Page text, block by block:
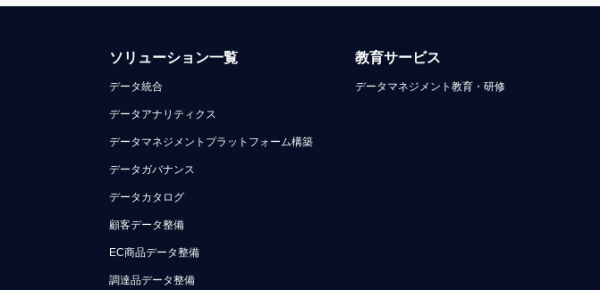
ソリューション一覧
データ統合
データアナリティクス
データマネジメントプラットフォーム構築
データガバナンス
データカタログ
顧客データ整備
EC商品データ整備
調達品データ整備
教育サービス
データマネジメント教育・研修